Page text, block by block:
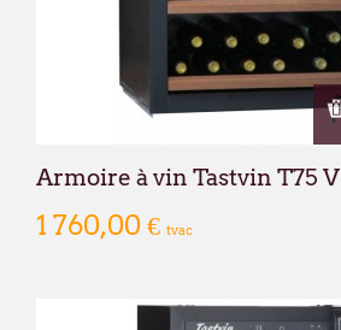
Armoire à vin Tastvin T75 V
1 760,00 € tvac